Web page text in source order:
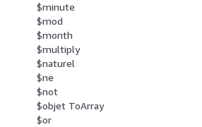
$minute
$mod
$month
$multiply
$naturel
$ne
$not
$objet ToArray
$or